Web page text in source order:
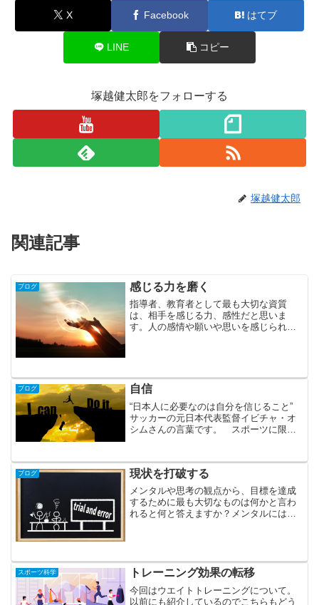
X Facebook はてブ
LINE コピー
塚越健太郎をフォローする
塚越健太郎
関連記事
ブログ 感じる力を磨く
指導者、教育者として最も大切な資質
は、相手を感じる力、感性だと思いま
す。人の感情や願いや思いを感じられる
ブログ 自信
“日本人に必要なのは自分を信じること”
サッカーの元日本代表監督イビチャ・オ
シムさんの言葉です。 スポーツに限ら
ょうか。しかし、下のグラフを見ると、
どうも日本人の若者は...
ブログ 現状を打破する
メンタルや思考の観点から、目標を達成
するために最も大切なものは何かと言わ
れると何と答えますか？メンタルには、
決断力 ⑩予測力 ⑪判断...
スポーツ科学 トレーニング効果の転移
今回はウエイトトレーニングについて。
以前にも紹介しているのでこちらもどう